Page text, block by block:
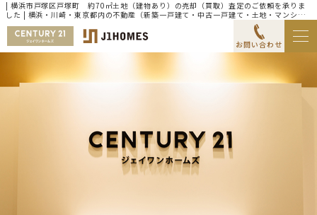
| 横浜市戸塚区戸塚町 約70㎡土地（建物あり）の売却（買取）査定のご依頼を承りま
した | 横浜・川崎・東京都内の不動産（新築一戸建て・中古一戸建て・土地・マンショ
ン）ならセンチュリー21ジェイワンホームズ
お問い合わせ